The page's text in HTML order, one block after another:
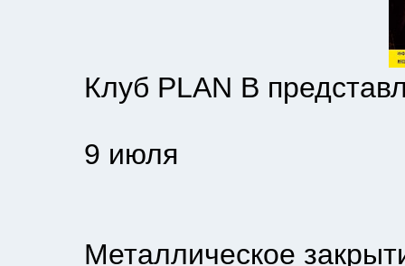
Клуб PLAN B
9 июля
Металлическое закрытие